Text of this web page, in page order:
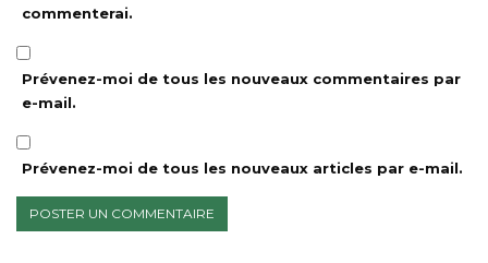
commenterai.
Prévenez-moi de tous les nouveaux commentaires par
e-mail.
Prévenez-moi de tous les nouveaux articles par e-mail.